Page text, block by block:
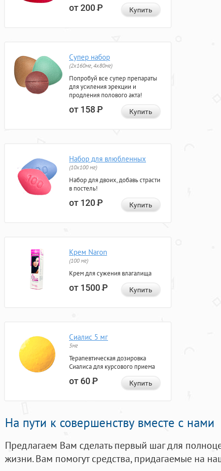
от 200Р Купить
Супер набор
(2х160мг, 4х80мг)
Попробуй все супер препараты
для усиления эрекции и
продления полового акта!
от 158Р Купить
Набор для влюбленных
(10х100 мг)
Набор для двоих, добавь страсти
в постель!
от 120Р Купить
Крем Naron
(100 мг)
Крем для сужения влагалища
от 1500Р Купить
Сиалис 5 мг
5мг
Терапевтическая дозировка
Сиалиса для курсового приема
от 60Р Купить
На пути к совершенству вместе с нами
Предлагаем Вам сделать первый шаг для
жизни. Вам помогут средства, придагаемые на